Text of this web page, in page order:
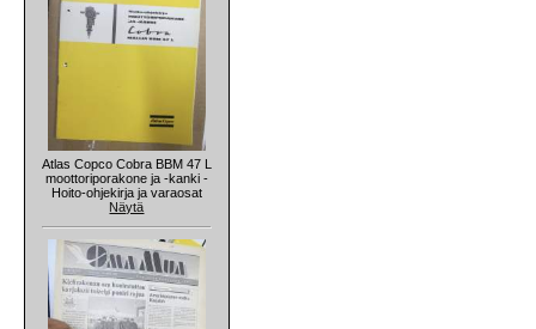
Atlas Copco Cobra BBM 47 L
moottoriporakone ja -kanki -
Hoito-ohjekirja ja varaosat
Näytä